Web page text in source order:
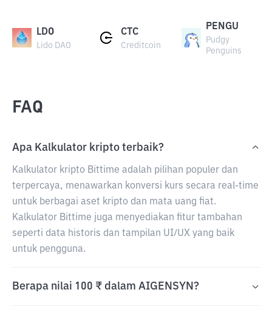
LDO
Lido DAO
CTC
Creditcoin
PENGU
Pudgy
Penguins
FAQ
Apa Kalkulator kripto terbaik?
Kalkulator kripto Bittime adalah pilihan populer dan
terpercaya, menawarkan konversi kurs secara real-time
untuk berbagai aset kripto dan mata uang fiat.
Kalkulator Bittime juga menyediakan fitur tambahan
seperti data historis dan tampilan UI/UX yang baik
untuk pengguna.
Berapa nilai 100 ₹ dalam AIGENSYN?